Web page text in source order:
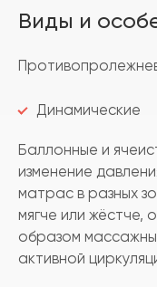
Виды и
Динамические
Баллонные и
изменение
матрас в разных
мягче или жёстче,
образом
активной